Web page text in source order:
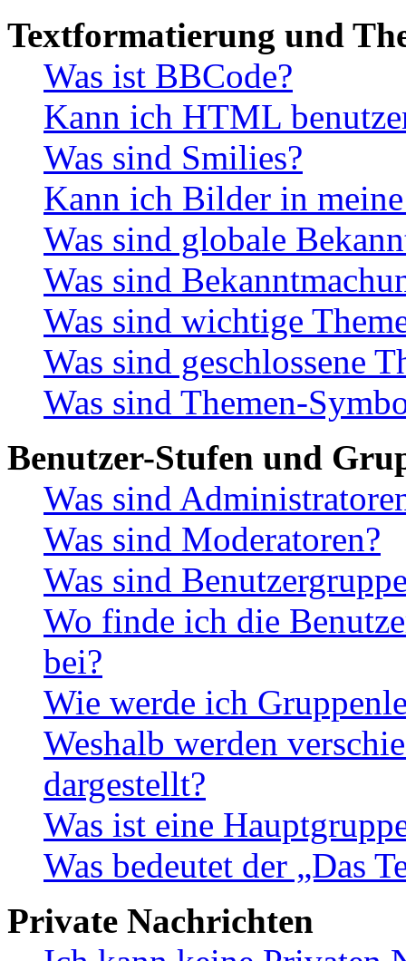
Textformatierung und
Was ist BBCode?
Kann ich HTML
Was sind Smilies?
Kann ich Bilder in
Was sind globale
Was sind
Was sind wichtige
Was sind geschlossene
Was sind Themen-
Benutzer-Stufen und
Was sind
Was sind Moderatoren?
Was sind
Wo finde ich die
bei?
Wie werde ich
Weshalb werden
dargestellt?
Was ist eine
Was bedeutet der „Das
Private Nachrichten